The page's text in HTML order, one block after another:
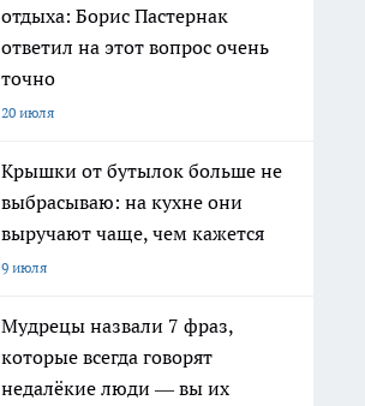
отдыха: Борис Пастернак
ответил на этот вопрос очень
точно
20 июля
Крышки от бутылок больше не
выбрасываю: на кухне они
выручают чаще, чем кажется
9 июля
Мудрецы назвали 7 фраз,
которые всегда говорят
недалёкие люди — вы их